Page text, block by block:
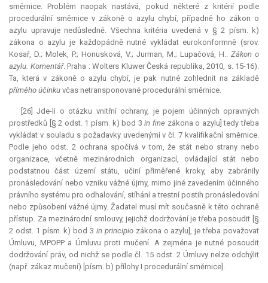
směrnice. Problém naopak nastává, pokud některé z kritérií podle
procedurální směrnice v zákoně o azylu chybí, případně ho zákon o
azylu upravuje nedůsledně. Všechna kritéria uvedená v § 2 písm. k)
zákona o azylu je každopádně nutné vykládat eurokonformně (srov.
Kosař, D.; Molek, P.; Honusková, V.; Jurman, M.; Lupačová, H.. Zákon o
azylu. Komentář. Praha : Wolters Kluwer Česká republika, 2010, s. 15-16).
Ta, která v zákoně o azylu chybí, je pak nutné zohlednit na základě
přímého účinku včas netransponované procedurální směrnice.
[26] Jde-li o otázku vnitřní ochrany, je pojem účinných opravných
prostředků [§ 2 odst. 1 písm. k) bod 3in fine zákona o azylu] tedy třeba
vykládat v souladu s požadavky uvedenými v čl. 7 kvalifikační směrnice.
Podle jeho odst. 2 ochrana spočívá v tom, že stát nebo strany nebo
organizace, včetně mezinárodních organizací, ovládající stát nebo
podstatnou část území státu, učiní přiměřené kroky, aby zabránily
pronásledování nebo vzniku vážné újmy, mimo jiné zavedením účinného
právního systému pro odhalování, stíhání a trestní postih pronásledování
nebo způsobení vážné újmy. Žadatel musí mít současně k této ochraně
přístup. Za mezinárodní smlouvy, jejichž dodržování je třeba posoudit [§
2 odst. 1 písm. k) bod 3 in principiozákona o azylu], je třeba považovat
Úmluvu, MPOPP a Úmluvu proti mučení. A zejména je nutné posoudit
dodržování práv, od nichž se podle čl. 15 odst. 2 Úmluvy nelze odchýlit
(např. zákaz mučení) [písm. b) přílohy I procedurální směrnice].